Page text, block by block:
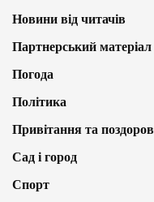
Новини від читачів
Партнерський матеріал
Погода
Політика
Привітання та
Сад і город
Спорт